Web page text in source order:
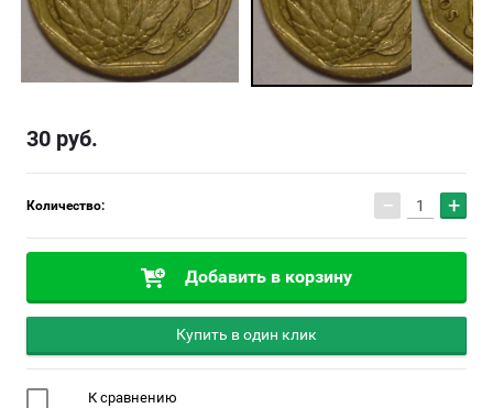
30 руб.
Количество: − +
Добавить в корзину
Купить в один клик
К сравнению